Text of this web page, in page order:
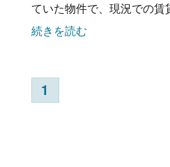
ていた物件で、現況での
続きを読む
投
1